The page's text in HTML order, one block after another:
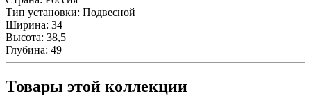
БЕЛЫЙ
глянец
(L)
Тип установки: Подвесной
Ширина: 34
Высота: 38,5
Глубина: 49
Товары этой коллекции